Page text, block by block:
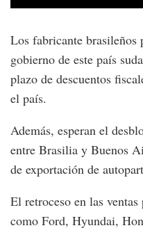
Los fabricante brasileños
gobierno de este país
plazo de descuentos
el país.
Además, esperan el
entre Brasilia y Buenos
de exportación de
El retroceso en las
como Ford, Hyundai,